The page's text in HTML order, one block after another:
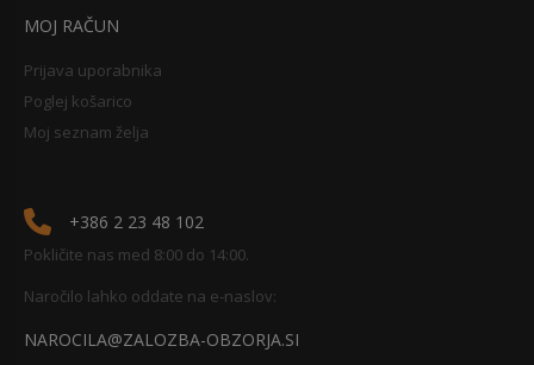
MOJ RAČUN
Prijava uporabnika
Poglej košarico
Moj seznam želja
+386 2 23 48 102
Pokličite nas med 8:00 do 14:00.
Naročilo lahko oddate na e-naslov:
NAROCILA@ZALOZBA-OBZORJA.SI